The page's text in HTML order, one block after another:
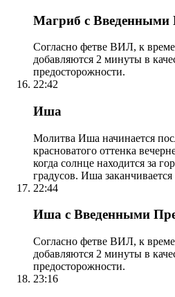
Магриб с Введенными
Согласно фетве ВИЛ, к
добавляются 2 минуты в
предосторожности.
22:42
Иша
Молитва Иша начинается
красноватого оттенка
когда солнце находится за
градусов. Иша
22:44
Иша с Введенными
Согласно фетве ВИЛ, к
добавляются 2 минуты в
предосторожности.
23:16